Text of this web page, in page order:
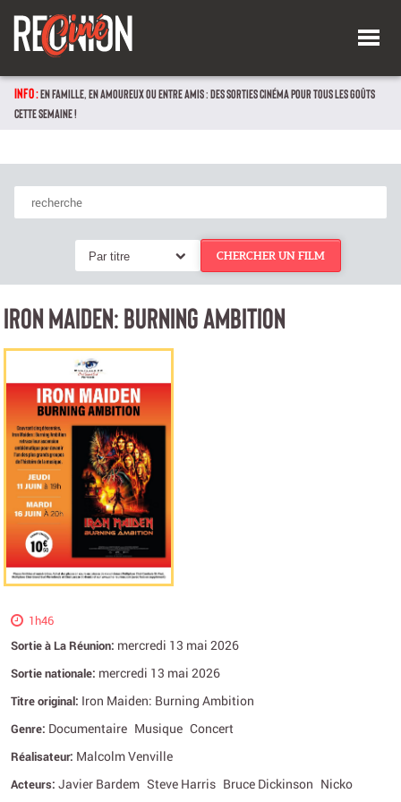
INFO :EN FAMILLE, EN AMOUREUX OU ENTRE AMIS : DES SORTIES CINÉMA POUR TOUS LES GOÛTS
CETTE SEMAINE !
Par titre CHERCHER UN FILM
IRON MAIDEN: BURNING AMBITION
1h46
Sortie à La Réunion: mercredi 13 mai 2026
Sortie nationale: mercredi 13 mai 2026
Titre original: Iron Maiden: Burning Ambition
Genre: Documentaire Musique Concert
Réalisateur: Malcolm Venville
Acteurs: Javier Bardem Steve Harris Bruce Dickinson Nicko